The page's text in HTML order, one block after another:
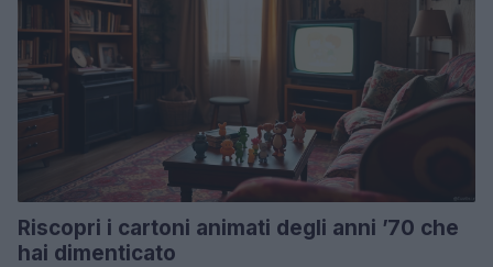
Riscopri i cartoni animati degli anni ’70 che
hai dimenticato